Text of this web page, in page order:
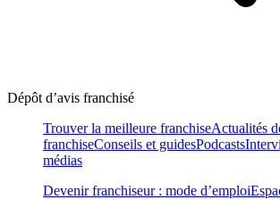
Dépôt d’avis franchisé
Trouver la meilleure franchiseActualités
franchiseConseils et guidesPodcasts
médias
Devenir franchiseur : mode d’emploi